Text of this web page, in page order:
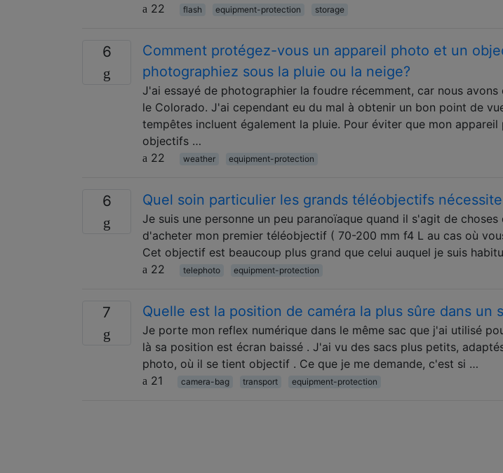
22
flash equipment-protection storage
6
Comment protégez-vous un appareil photo et un
photographiez sous la pluie ou la neige?
J'ai essayé de photographier la foudre récemment, car nous
le Colorado. J'ai cependant eu du mal à obtenir un bon point de
tempêtes incluent également la pluie. Pour éviter que mon
objectifs …
22
weather equipment-protection
6 Quel soin particulier les grands téléobjectifs
Je suis une personne un peu paranoïaque quand il s'agit de
d'acheter mon premier téléobjectif ( 70-200 mm f4 L au cas où
Cet objectif est beaucoup plus grand que celui auquel je suis
22
telephoto equipment-protection
7 Quelle est la position de caméra la plus sûre dans un
Je porte mon reflex numérique dans le même sac que j'ai utilisé
là sa position est écran baissé . J'ai vu des sacs plus petits,
photo, où il se tient objectif . Ce que je me demande, c'est si …
21
camera-bag transport equipment-protection